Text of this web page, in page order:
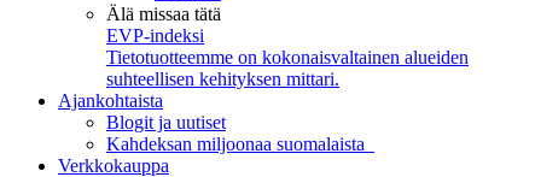
Älä missaa tätä
EVP-indeksi
Tietotuotteemme on kokonaisvaltainen alueiden
suhteellisen kehityksen mittari.
Ajankohtaista
Blogit ja uutiset
Kahdeksan miljoonaa suomalaista
Verkkokauppa